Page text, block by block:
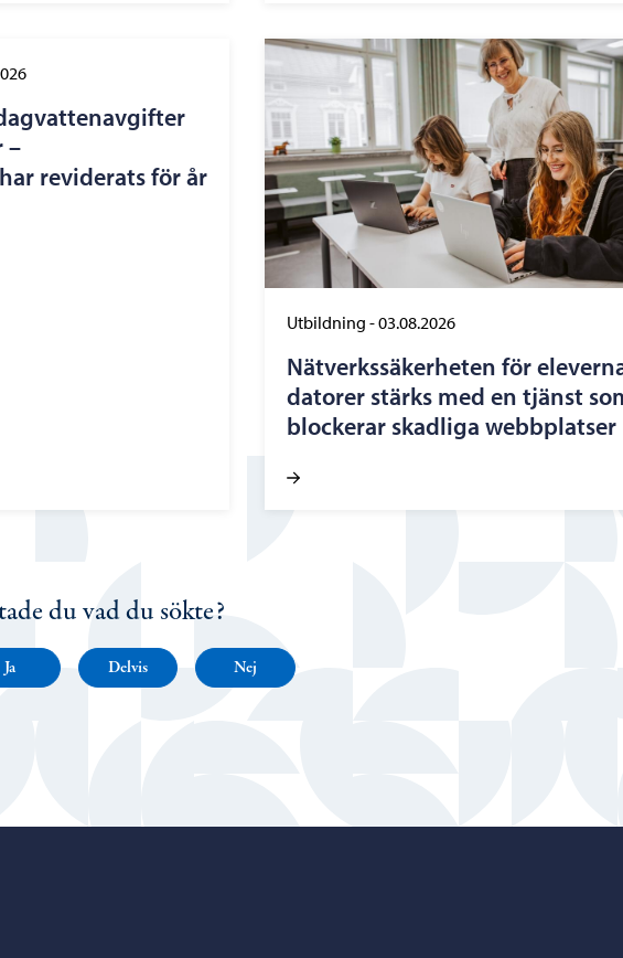
–
reviderats för år
Utbildning -03.08.2026
Nätverkssäkerheten för
datorer stärks med en tjänst
blockerar skadliga webbplatser
du vad du sökte?
Ja Delvis Nej